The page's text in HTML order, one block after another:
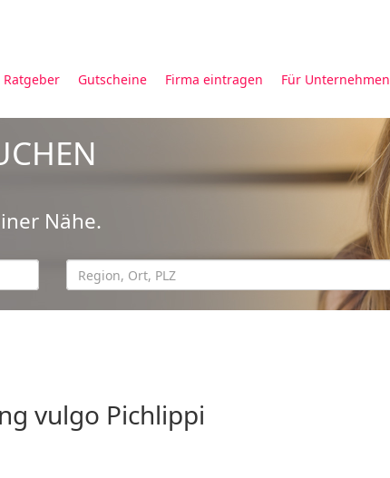
Ratgeber Gutscheine Firma eintragen Für Unternehmen
Nähe.
vulgo Pichlippi